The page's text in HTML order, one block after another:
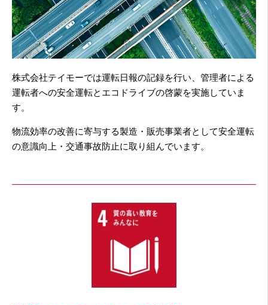
株式会社テイモーでは運転日報の記録を行い、管理者による
運転者への安全運転とエコドライブの啓蒙を実施していま
す。
物流効率の改善に寄与する製造・販売事業者として安全運転
の意識向上・交通事故防止に取り組んでいます。